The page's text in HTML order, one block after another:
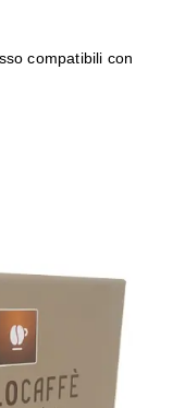
compatibili con